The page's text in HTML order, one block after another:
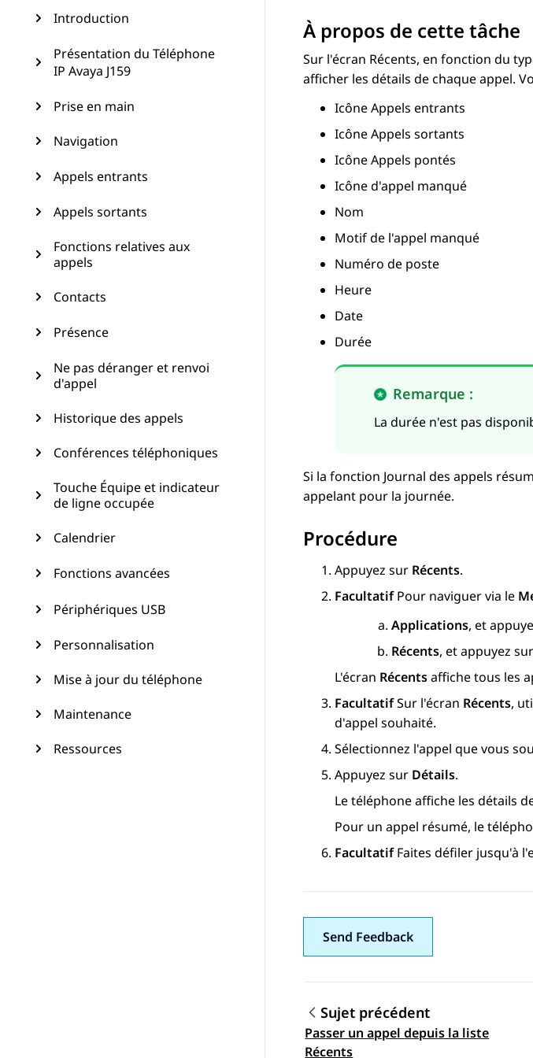
Introduction
Présentation du Téléphone
IP Avaya J159
Prise en main
Navigation
Appels entrants
Appels sortants
Fonctions relatives aux
appels
Contacts
Présence
Ne pas déranger et renvoi
d'appel
Historique des appels
Conférences téléphoniques
Touche Équipe et indicateur
de ligne occupée
Calendrier
Fonctions avancées
Périphériques USB
Personnalisation
Mise à jour du téléphone
Maintenance
Ressources
À propos de cette tâche
Sur l'écran Récents, en fonction du
afficher les détails de chaque appel.
Icône Appels entrants
Icône Appels sortants
Icône Appels pontés
Icône d'appel manqué
Nom
Motif de l'appel manqué
Numéro de poste
Heure
Date
Durée
Remarque :
La durée n'est pas
Si la fonction Journal des appels
appelant pour la journée.
Procédure
Appuyez sur Récents.
FacultatifPour naviguer via le
Applications, et
Récents, et appuyez sur
L'écran Récentsaffiche tous les
FacultatifSur l'écran Récents,
d'appel souhaité.
Sélectionnez l'appel que vous
Appuyez sur Détails.
Le téléphone affiche les détails
Pour un appel résumé, le
FacultatifFaites défiler jusqu'à
Send Feedback
Navigation par sujet
Sujet précédent
Passer un appel depuis la liste
Récents